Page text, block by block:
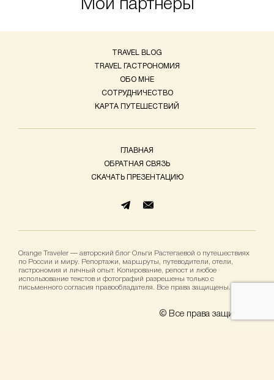
Мои партнеры
TRAVEL BLOG
TRAVEL ГАСТРОНОМИЯ
ОБО МНЕ
СОТРУДНИЧЕСТВО
КАРТА ПУТЕШЕСТВИЙ
ГЛАВНАЯ
ОБРАТНАЯ СВЯЗЬ
СКАЧАТЬ ПРЕЗЕНТАЦИЮ
Orange Traveler — авторский блог Ольги Растегаевой о путешествиях
по России и миру. Репортажи, маршруты, путеводители, отели,
гастрономия и личный опыт. Копирование, репост и любое
использование текстов и фотографий разрешены только с
письменного согласия правообладателя. Все права защищены.
© Все права защищены